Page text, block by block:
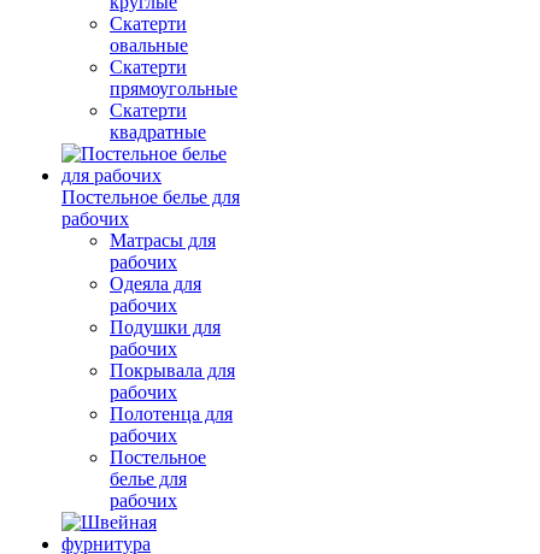
Скатерти
овальные
Скатерти
прямоугольные
Скатерти
квадратные
Постельное белье для
рабочих
Матрасы для
рабочих
Одеяла для
рабочих
Подушки для
рабочих
Покрывала для
рабочих
Полотенца для
рабочих
Постельное
белье для
рабочих